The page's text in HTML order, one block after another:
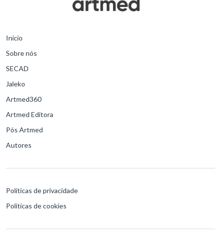
Início
Sobre nós
SECAD
Jaleko
Artmed360
Artmed Editora
Pós Artmed
Autores
Políticas de privacidade
Políticas de cookies